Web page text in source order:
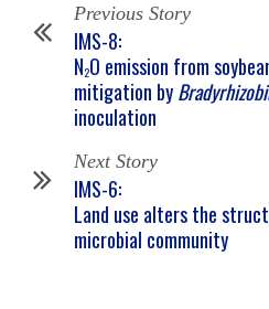
Previous Story
IMS-8:
N2O emission from
mitigation by
inoculation
Next Story
IMS-6:
Land use alters the
microbial community